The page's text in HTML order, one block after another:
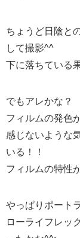
ちょうど日陰と
して撮影^^
下に落ちている
でもアレかな？
フィルムの発色
感じないような
いる！！
フィルムの特性
やっぱりポート
ローライフレッ